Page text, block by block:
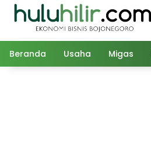
Langsung
Beranda Usaha Migas